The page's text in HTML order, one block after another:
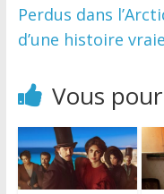
Perdus dans
d’une histoire vraie
Vous